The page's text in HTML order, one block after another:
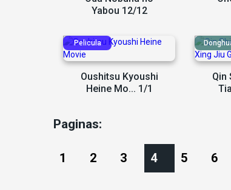
Yabou 12/12
Oushitsu Kyoushi
Heine Mo... 1/1
Qin
Paginas:
1 2 3 4 5 6